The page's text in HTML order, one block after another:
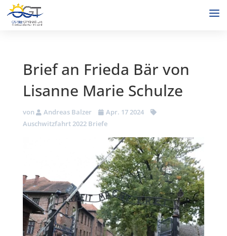
Brief an Frieda Bär von
Lisanne Marie Schulze
von Andreas Balzer
Apr. 17 2024
Auschwitzfahrt 2022 Briefe